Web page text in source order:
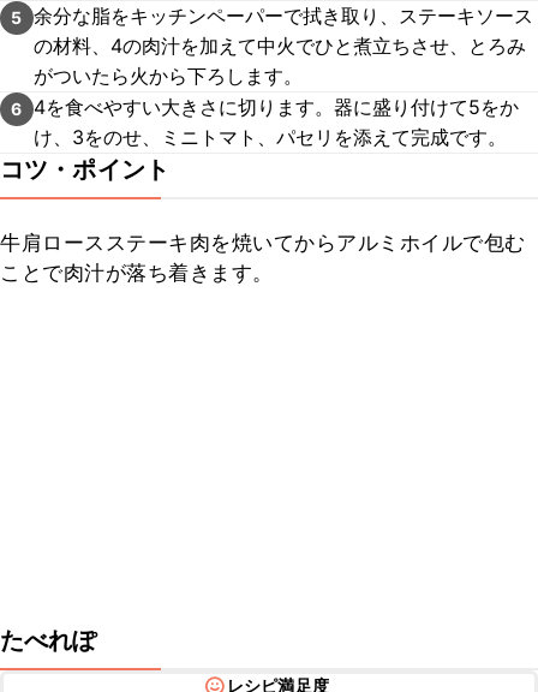
5 余分な脂をキッチンペーパーで拭き取り、ステーキソース
の材料、4の肉汁を加えて中火でひと煮立ちさせ、とろみ
がついたら火から下ろします。
6
4を食べやすい大きさに切ります。器に盛り付けて5をか
け、3をのせ、ミニトマト、パセリを添えて完成です。
コツ・ポイント
牛肩ロースステーキ肉を焼いてからアルミホイルで包む
ことで肉汁が落ち着きます。
たべれぽ
レシピ満足度